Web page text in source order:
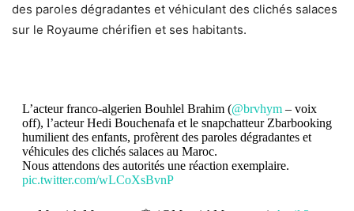
des paroles dégradantes et véhiculant des clichés salaces
sur le Royaume chérifien et ses habitants.
L’acteur franco-algerien Bouhlel Brahim (@brvhym– voix
off), l’acteur Hedi Bouchenafa et le snapchatteur Zbarbooking
humilient des enfants, profèrent des paroles dégradantes et
véhicules des clichés salaces au Maroc.
Nous attendons des autorités une réaction exemplaire.
pic.twitter.com/wLCoXsBvnP